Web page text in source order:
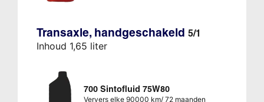
Transaxle, handgeschakeld 5/1
Inhoud 1,65 liter
700 Sintofluid 75W80
Ververs elke 90000 km/ 72 maanden